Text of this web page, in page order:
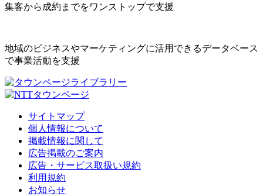
集客から成約までをワンストップで支援
地域のビジネスやマーケティングに活用できるデータベース
で事業活動を支援
サイトマップ
個人情報について
掲載情報に関して
広告掲載のご案内
広告・サービス取扱い規約
利用規約
お知らせ